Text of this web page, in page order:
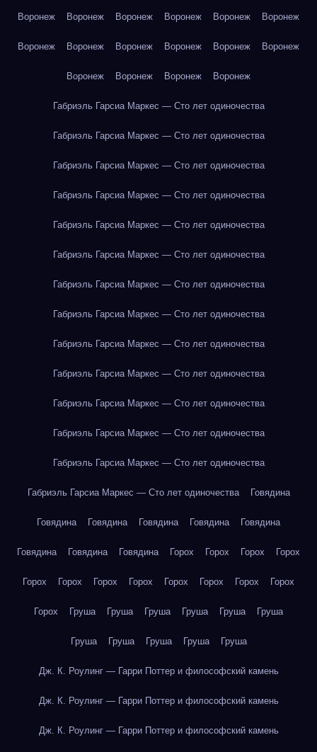
Воронеж Воронеж Воронеж Воронеж Воронеж Воронеж
Воронеж Воронеж Воронеж Воронеж Воронеж Воронеж
Воронеж Воронеж Воронеж Воронеж
Габриэль Гарсиа Маркес — Сто лет одиночества
Габриэль Гарсиа Маркес — Сто лет одиночества
Габриэль Гарсиа Маркес — Сто лет одиночества
Габриэль Гарсиа Маркес — Сто лет одиночества
Габриэль Гарсиа Маркес — Сто лет одиночества
Габриэль Гарсиа Маркес — Сто лет одиночества
Габриэль Гарсиа Маркес — Сто лет одиночества
Габриэль Гарсиа Маркес — Сто лет одиночества
Габриэль Гарсиа Маркес — Сто лет одиночества
Габриэль Гарсиа Маркес — Сто лет одиночества
Габриэль Гарсиа Маркес — Сто лет одиночества
Габриэль Гарсиа Маркес — Сто лет одиночества
Габриэль Гарсиа Маркес — Сто лет одиночества
Габриэль Гарсиа Маркес — Сто лет одиночества Говядина
Говядина Говядина Говядина Говядина Говядина
Говядина Говядина Говядина Горох Горох Горох Горох
Горох Горох Горох Горох Горох Горох Горох Горох
Горох Груша Груша Груша Груша Груша Груша
Груша Груша Груша Груша Груша
Дж. К. Роулинг — Гарри Поттер и философский камень
Дж. К. Роулинг — Гарри Поттер и философский камень
Дж. К. Роулинг — Гарри Поттер и философский камень